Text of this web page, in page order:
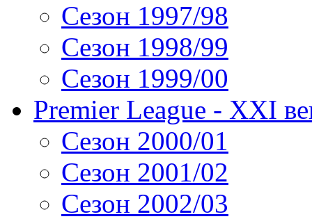
Сезон 1997/98
Сезон 1998/99
Сезон 1999/00
Premier League - XXI
Сезон 2000/01
Сезон 2001/02
Сезон 2002/03